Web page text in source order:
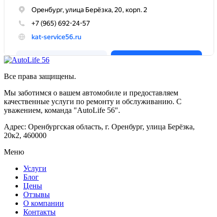
Все права защищены.
Мы заботимся о вашем автомобиле и предоставляем
качественные услуги по ремонту и обслуживанию. С
уважением, команда "AutoLife 56".
Адрес: Оренбургская область, г. Оренбург, улица Берёзка,
20к2, 460000
Меню
Услуги
Блог
Цены
Отзывы
О компании
Контакты